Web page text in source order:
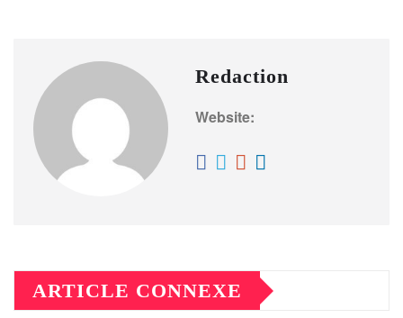
Redaction
Website:
ARTICLE CONNEXE